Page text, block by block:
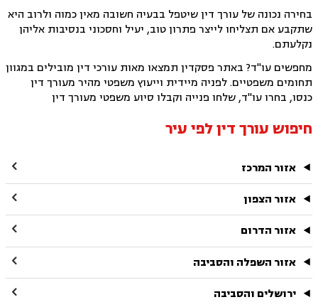
בחירה נכונה של עורך דין שיטפל בבעיה חשובה מאין כמוה ולרוב היא
שתקבע אם תצליחו לייצר פתרון טוב, יעיל וחסכוני בנסיבות אליהן
נקלעתם.
מחפשים עו"ד? באתר פסקדין תמצאו מאות עורכי דין מובילים במגוון
תחומים משפטיים. לפניה מיידית וייעוץ משפטי מהיר מעורך דין
כנסו, בחרו עו"ד, שלחו פנייה וקבלו סיוע משפטי מעורך דין
חיפוש עורך דין לפי עיר
אזור המרכז 
אזור הצפון 
אזור הדרום 
אזור השפלה והסביבה 
ירושלים והסביבה 